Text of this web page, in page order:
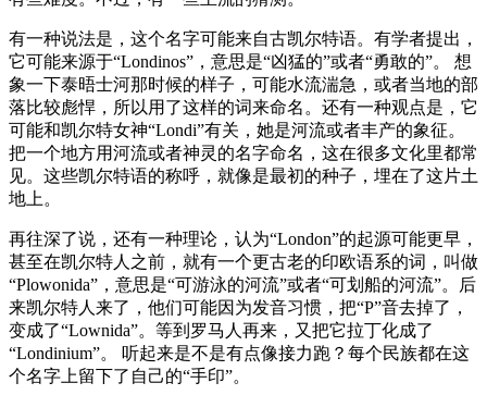
有一种说法是，这个名字可能来自古凯尔特语。有学者提出，
它可能来源于“Londinos”，意思是“凶猛的”或者“勇敢的”。 想
象一下泰晤士河那时候的样子，可能水流湍急，或者当地的部
落比较彪悍，所以用了这样的词来命名。还有一种观点是，它
可能和凯尔特女神“Londi”有关，她是河流或者丰产的象征。
把一个地方用河流或者神灵的名字命名，这在很多文化里都常
见。这些凯尔特语的称呼，就像是最初的种子，埋在了这片土
地上。
再往深了说，还有一种理论，认为“London”的起源可能更早，
甚至在凯尔特人之前，就有一个更古老的印欧语系的词，叫做
“Plowonida”，意思是“可游泳的河流”或者“可划船的河流”。后
来凯尔特人来了，他们可能因为发音习惯，把“P”音去掉了，
变成了“Lownida”。等到罗马人再来，又把它拉丁化成了
“Londinium”。 听起来是不是有点像接力跑？每个民族都在这
个名字上留下了自己的“手印”。